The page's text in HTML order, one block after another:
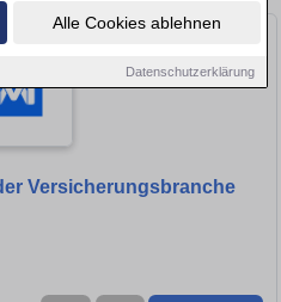
Alle Cookies ablehnen
Datenschutzerklärung
Versicherungsbranche